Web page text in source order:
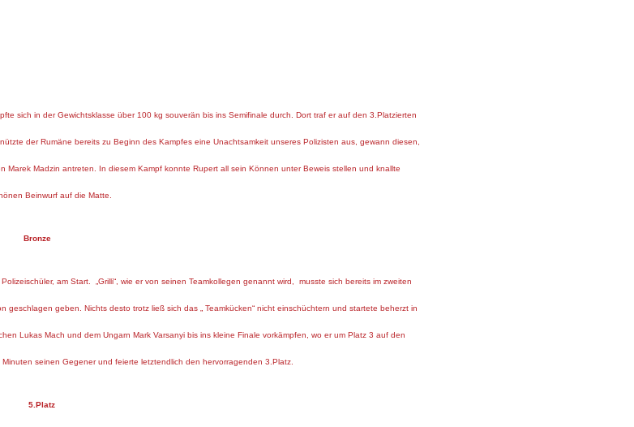
sich in der Gewichtsklasse über 100 kg souverän bis ins Semifinale durch. Dort traf er auf den 3.Platzierten
der Rumäne bereits zu Beginn des Kampfes eine Unachtsamkeit unseres Polizisten aus, gewann diesen,
Marek Madzin antreten. In diesem Kampf konnte Rupert all sein Können unter Beweis stellen und knallte
Beinwurf auf die Matte.
Bronze
am Start. „Grilli“, wie er von seinen Teamkollegen genannt wird, musste sich bereits im zweiten
geschlagen geben. Nichts desto trotz ließ sich das „ Teamkücken“ nicht einschüchtern und startete beherzt in
Lukas Mach und dem Ungarn Mark Varsanyi bis ins kleine Finale vorkämpfen, wo er um Platz 3 auf den
seinen Gegener und feierte letztendlich den hervorragenden 3.Platz.
5.Platz